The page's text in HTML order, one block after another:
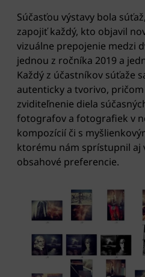
Súčasťou výstavy bola
zapojiť každý, kto objavil
vizuálne prepojenie medzi
jednou z ročníka 2019 a
Každý z účastníkov súťaže
autenticky a tvorivo,
zviditeľnenie diela
fotografov a fotografiek v
kompozícií či s
ktorému nám sprístupnil aj
obsahové preferencie.